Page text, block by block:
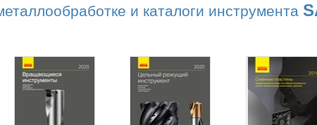
и каталоги инструмента